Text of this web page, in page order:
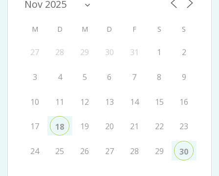
M D M D F S S
27 28 29 30 31 1 2
3 4 5 6 7 8 9
10 11 12 13 14 15 16
17 18 19 20 21 22 23
24 25 26 27 28 29 30